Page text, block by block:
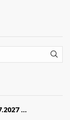
...